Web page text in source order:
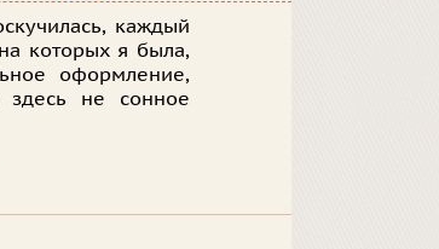
каждый
которых я была,
оформление,
здесь не сонное